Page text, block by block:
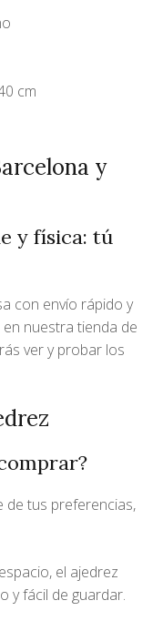
cm
y
y física: tú
con envío rápido y
nuestra tienda de
ver y probar los
de tus preferencias,
el ajedrez
y fácil de guardar.